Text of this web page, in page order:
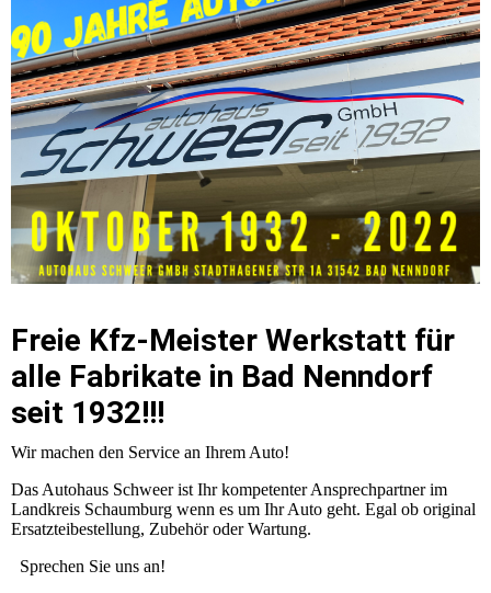
Freie Kfz-Meister Werkstatt für
alle Fabrikate in Bad Nenndorf
seit 1932!!!
Wir machen den Service an Ihrem Auto!
Das Autohaus Schweer ist Ihr kompetenter Ansprechpartner im
Landkreis Schaumburg wenn es um Ihr Auto geht. Egal ob original
Ersatzteibestellung, Zubehör oder Wartung.
Sprechen Sie uns an!